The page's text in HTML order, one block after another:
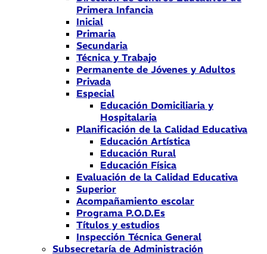
Primera Infancia
Inicial
Primaria
Secundaria
Técnica y Trabajo
Permanente de Jóvenes y Adultos
Privada
Especial
Educación Domiciliaria y
Hospitalaria
Planificación de la Calidad Educativa
Educación Artística
Educación Rural
Educación Física
Evaluación de la Calidad Educativa
Superior
Acompañamiento escolar
Programa P.O.D.Es
Títulos y estudios
Inspección Técnica General
Subsecretaría de Administración